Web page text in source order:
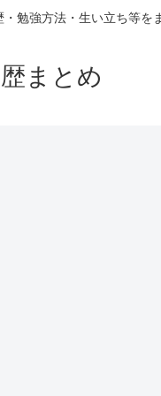
勉強方法・生い立ち等を
まとめ